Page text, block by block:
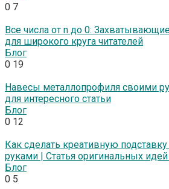
0 7
Все числа от n до 0:
для широкого круга читателей
Блог
0 19
Навесы металлопрофиля своими
для интересного статьи
Блог
0 12
Как сделать креативную
руками | Статья оригинальных
Блог
0 5